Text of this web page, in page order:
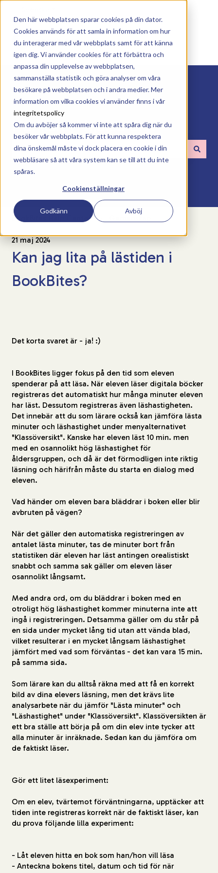
Den här webbplatsen sparar cookies på din dator.
Cookies används för att samla in information om hur
du interagerar med vår webbplats samt för att känna
igen dig. Vi använder cookies för att förbättra och
anpassa din upplevelse av webbplatsen,
sammanställa statistik och göra analyser om våra
besökare på webbplatsen och i andra medier. Mer
information om vilka cookies vi använder finns i vår
integritetspolicy
Om du avböjer så kommer vi inte att spåra dig när du
besöker vår webbplats. För att kunna respektera
dina önskemål måste vi dock placera en cookie i din
webbläsare så att våra system kan se till att du inte
spåras.
Cookienställningar
Godkänn Avböj
Hur kan vi hjälpa dig?
Det finns inga förslag eftersom sökfältet är tomt.
BookBites Help Center
21 maj 2024
Kan jag lita på lästiden i
BookBites?
Det korta svaret är - ja! :)
I BookBites ligger fokus på den tid som eleven
spenderar på att läsa. När eleven läser digitala böcker
registreras det automatiskt hur många minuter eleven
har läst. Dessutom registreras även läshastigheten.
Det innebär att du som lärare också kan jämföra lästa
minuter och läshastighet under menyalternativet
"Klassöversikt". Kanske har eleven läst 10 min. men
med en osannolikt hög läshastighet för
åldersgruppen, och då är det förmodligen inte riktig
läsning och härifrån måste du starta en dialog med
eleven.
Vad händer om eleven bara bläddrar i boken eller blir
avbruten på vägen?
När det gäller den automatiska registreringen av
antalet lästa minuter, tas de minuter bort från
statistiken där eleven har läst antingen orealistiskt
snabbt och samma sak gäller om eleven läser
osannolikt långsamt.
Med andra ord, om du bläddrar i boken med en
otroligt hög läshastighet kommer minuterna inte att
ingå i registreringen. Detsamma gäller om du står på
en sida under mycket lång tid utan att vända blad,
vilket resulterar i en mycket långsam läshastighet
jämfört med vad som förväntas - det kan vara 15 min.
på samma sida.
Som lärare kan du alltså räkna med att få en korrekt
bild av dina elevers läsning, men det krävs lite
analysarbete när du jämför "Lästa minuter" och
"Läshastighet" under "Klassöversikt". Klassöversikten är
ett bra ställe att börja på om din elev inte tycker att
alla minuter är inräknade. Sedan kan du jämföra om
de faktiskt läser.
Gör ett litet läsexperiment:
Om en elev, tvärtemot förväntningarna, upptäcker att
tiden inte registreras korrekt när de faktiskt läser, kan
du prova följande lilla experiment:
- Låt eleven hitta en bok som han/hon vill läsa
- Anteckna bokens titel, datum och tid för när